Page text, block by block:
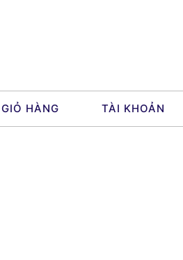
GIỎ HÀNG TÀI KHOẢN